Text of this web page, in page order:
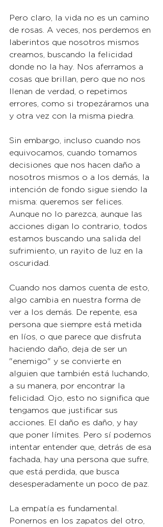
Pero claro, la vida no es un camino
de rosas. A veces, nos perdemos en
laberintos que nosotros mismos
creamos, buscando la felicidad
donde no la hay. Nos aferramos a
cosas que brillan, pero que no nos
llenan de verdad, o repetimos
errores, como si tropezáramos una
y otra vez con la misma piedra.
Sin embargo, incluso cuando nos
equivocamos, cuando tomamos
decisiones que nos hacen daño a
nosotros mismos o a los demás, la
intención de fondo sigue siendo la
misma: queremos ser felices.
Aunque no lo parezca, aunque las
acciones digan lo contrario, todos
estamos buscando una salida del
sufrimiento, un rayito de luz en la
oscuridad.
Cuando nos damos cuenta de esto,
algo cambia en nuestra forma de
ver a los demás. De repente, esa
persona que siempre está metida
en líos, o que parece que disfruta
haciendo daño, deja de ser un
"enemigo" y se convierte en
alguien que también está luchando,
a su manera, por encontrar la
felicidad. Ojo, esto no significa que
tengamos que justificar sus
acciones. El daño es daño, y hay
que poner límites. Pero sí podemos
intentar entender que, detrás de esa
fachada, hay una persona que sufre,
que está perdida, que busca
desesperadamente un poco de paz.
La empatía es fundamental.
Ponernos en los zapatos del otro,